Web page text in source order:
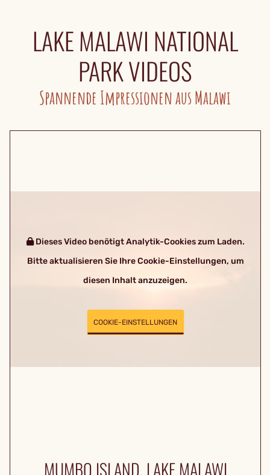
LAKE MALAWI NATIONAL
PARK VIDEOS
Spannende Impressionen aus Malawi
Dieses Video benötigt Analytik-Cookies zum Laden.
Bitte aktualisieren Sie Ihre Cookie-Einstellungen, um
diesen Inhalt anzuzeigen.
COOKIE-EINSTELLUNGEN
MUMBO ISLAND, LAKE MALAWI